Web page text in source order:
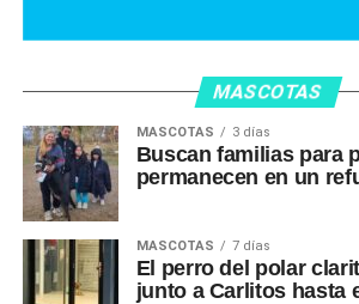
MASCOTAS
MASCOTAS 3 días
Buscan familias para
permanecen en un
MASCOTAS 7 días
El perro del polar
junto a Carlitos hasta